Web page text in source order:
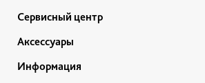
Все бренды
Женские часы
Детские часы
Сервисный центр
Гарантийный ремонт
Прайс
Аксессуары
Ручки
Информация